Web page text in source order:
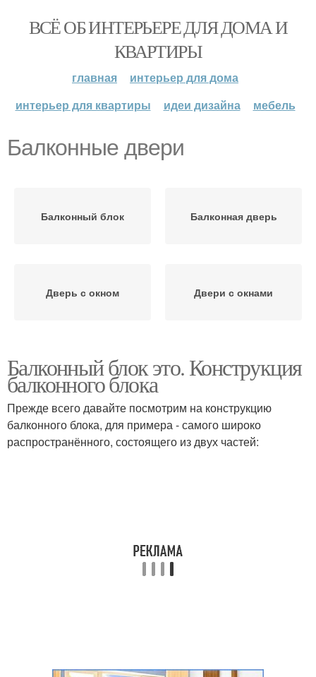
ВСЁ ОБ ИНТЕРЬЕРЕ ДЛЯ ДОМА И
КВАРТИРЫ
главная
интерьер для дома
интерьер для квартиры
идеи дизайна мебель
Балконные двери
Балконный блок Балконная дверь
Дверь с окном Двери с окнами
Балконный блок это. Конструкция
балконного блока
Прежде всего давайте посмотрим на конструкцию
балконного блока, для примера - самого широко
распространённого, состоящего из двух частей: